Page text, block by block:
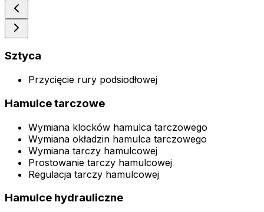
Sztyca
Przycięcie rury podsiodłowej
Hamulce tarczowe
Wymiana klocków hamulca tarczowego
Wymiana okładzin hamulca tarczowego
Wymiana tarczy hamulcowej
Prostowanie tarczy hamulcowej
Regulacja tarczy hamulcowej
Hamulce hydrauliczne